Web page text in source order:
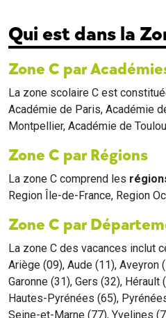
Qui est dans la
Zone C par
La zone scolaire C est
Académie de Paris, Académie
Montpellier, Académie de
Zone C par Régions
La zone C comprend les
Region Île-de-France, Region
Zone C par
La zone C des vacances inclut
Ariège (09), Aude (11), Aveyron
Garonne (31), Gers (32),
Hautes-Pyrénées (65),
Seine-et-Marne (77), Yvelines